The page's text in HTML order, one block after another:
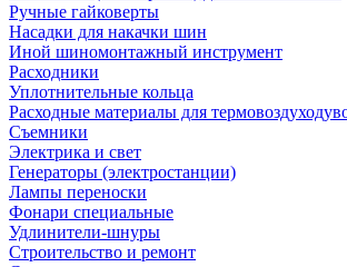
Ручные гайковерты
Насадки для накачки шин
Иной шиномонтажный инструмент
Расходники
Уплотнительные кольца
Расходные материалы для
Съемники
Электрика и свет
Генераторы (электростанции)
Лампы переноски
Фонари специальные
Удлинители-шнуры
Строительство и ремонт